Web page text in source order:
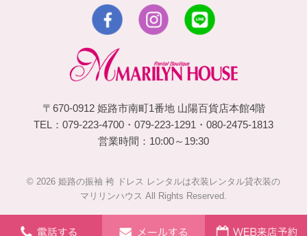
〒670-0912 姫路市南町1番地 山陽百貨店本館4階
TEL：079-223-4700・079-223-1291・080-2475-1813
営業時間：10:00～19:30
© 2026 姫路の振袖 袴 ドレス レンタルは衣装レンタル貸衣装の
マリリンハウス All Rights Reserved.